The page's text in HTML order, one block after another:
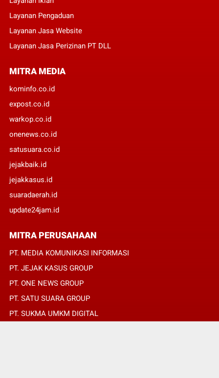
Layanan Pengaduan
Layanan Jasa Website
Layanan Jasa Perizinan PT DLL
MITRA MEDIA
kominfo.co.id
expost.co.id
warkop.co.id
onenews.co.id
satusuara.co.id
jejakbaik.id
jejakkasus.id
suaradaerah.id
update24jam.id
MITRA PERUSAHAAN
PT. MEDIA KOMUNIKASI INFORMASI
PT. JEJAK KASUS GROUP
PT. ONE NEWS GROUP
PT. SATU SUARA GROUP
PT. SUKMA UMKM DIGITAL